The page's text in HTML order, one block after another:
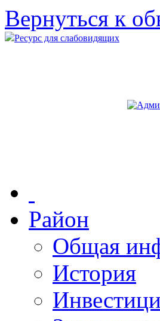
Вернуться к
Ресурс для слабовидящих
Район
Общая
История